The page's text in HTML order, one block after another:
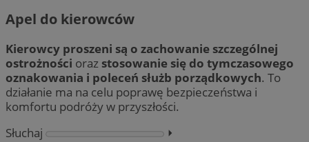
Apel do kierowców
Kierowcy proszeni są o zachowanie szczególnej
ostrożności oraz stosowanie się do tymczasowego
oznakowania i poleceń służb porządkowych. To
działanie ma na celu poprawę bezpieczeństwa i
komfortu podróży w przyszłości.
Słuchaj
⏵︎